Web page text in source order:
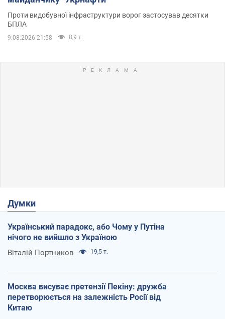
Проти видобувної інфраструктури ворог застосував десятки
БПЛА
9.08.2026 21:58 8,9 т.
Думки
Український парадокс, або Чому у Путіна
нічого не вийшло з Україною
Віталій Портников 19,5 т.
Москва висуває претензії Пекіну: дружба
перетворюється на залежність Росії від
Китаю